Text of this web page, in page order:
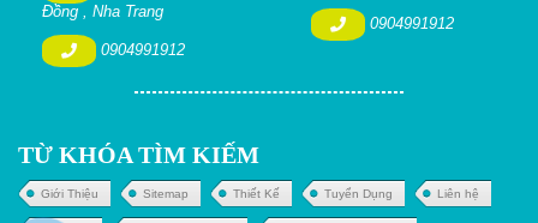
Đồng , Nha Trang
0904991912
0904991912
TỪ KHÓA TÌM KIẾM
Giới Thiệu Sitemap Thiết Kế Tuyển Dụng Liên hệ